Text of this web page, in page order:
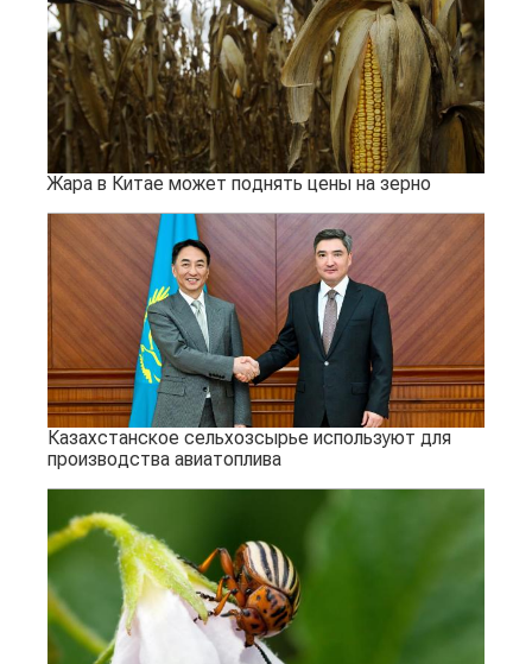
Жара в Китае может поднять цены на зерно
Казахстанское сельхозсырье используют для
производства авиатоплива